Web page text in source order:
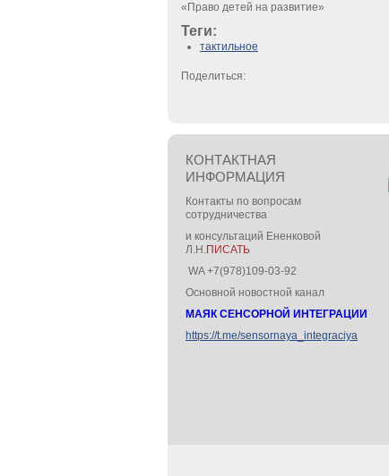
«Право детей на развитие»
Теги:
тактильное
Поделиться:
КОНТАКТНАЯ
ИНФОРМАЦИЯ
Контакты по вопросам
сотрудничества
и консультаций Ененковой
Л.Н.ПИСАТЬ
WA +7(978)109-03-92
Основной новостной канал
МАЯК СЕНСОРНОЙ ИНТЕГРАЦИИ
https://t.me/sensornaya_integraciya